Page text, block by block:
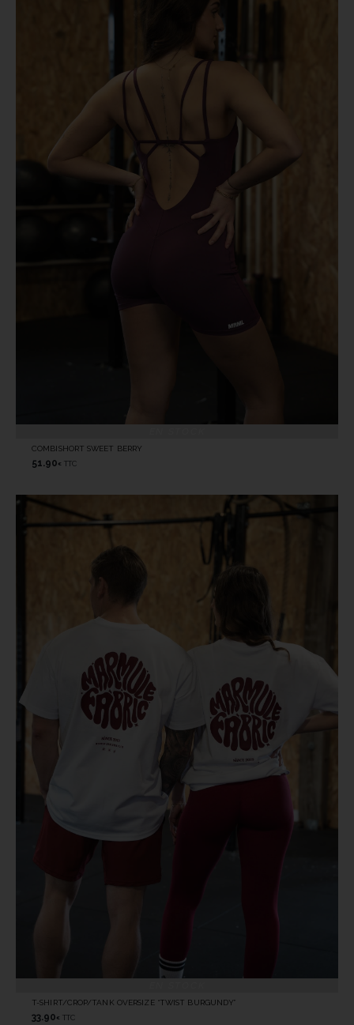
COMBISHORT SWEET BERRY
51.90 € TTC
T-SHIRT/CROP/TANK OVERSIZE “TWIST BURGUNDY”
33.90 € TTC